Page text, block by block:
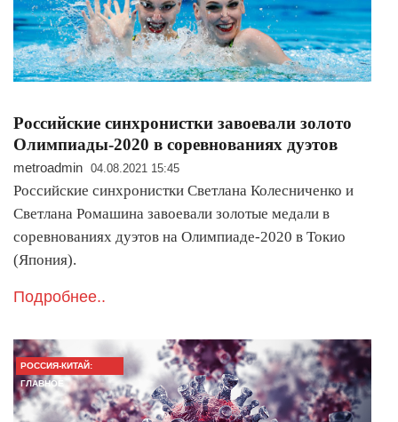
Российские синхронистки завоевали золото
Олимпиады-2020 в соревнованиях дуэтов
metroadmin 04.08.2021 15:45
Российские синхронистки Светлана Колесниченко и
Светлана Ромашина завоевали золотые медали в
соревнованиях дуэтов на Олимпиаде-2020 в Токио
(Япония).
Подробнее..
РОССИЯ-КИТАЙ:
ГЛАВНОЕ